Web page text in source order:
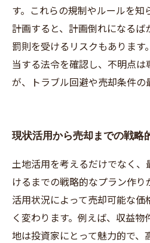
す。これらの規制やルールを知
計画すると、計画倒れになるば
罰則を受けるリスクもあります
当する法令を確認し、不明点は
が、トラブル回避や売却条件の
現状活用から売却までの戦略
土地活用を考えるだけでなく
けるまでの戦略的なプラン作
活用状況によって売却可能な価
く変わります。例えば、収益
地は投資家にとって魅力的で、